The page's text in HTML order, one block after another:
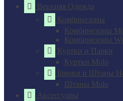
Верхняя Одежда
Комбинезоны
Комбинезоны
Комбинезоны
Куртки и Парки
Куртки Molo
Брюки и Штаны
Штаны Molo
Аксессуары